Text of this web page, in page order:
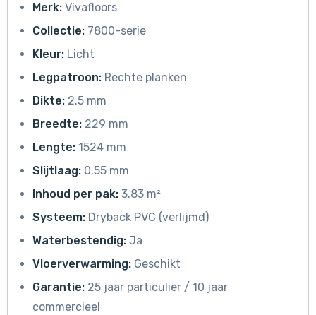
Merk: Vivafloors
Collectie: 7800-serie
Kleur: Licht
Legpatroon: Rechte planken
Dikte: 2.5 mm
Breedte: 229 mm
Lengte: 1524 mm
Slijtlaag: 0.55 mm
Inhoud per pak: 3.83 m²
Systeem: Dryback PVC (verlijmd)
Waterbestendig: Ja
Vloerverwarming: Geschikt
Garantie: 25 jaar particulier / 10 jaar
commercieel